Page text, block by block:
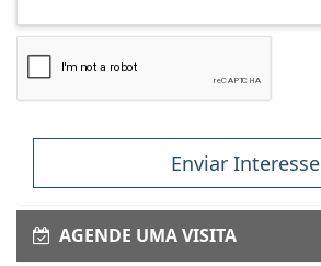
Enviar Interesse
AGENDE UMA VISITA